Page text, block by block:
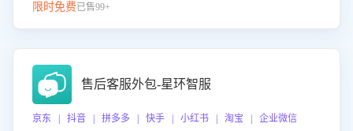
限时免费已售99+
售后客服外包-星环智服
京东 | 抖音 | 拼多多 | 快手 | 小红书 | 淘宝 | 企业微信